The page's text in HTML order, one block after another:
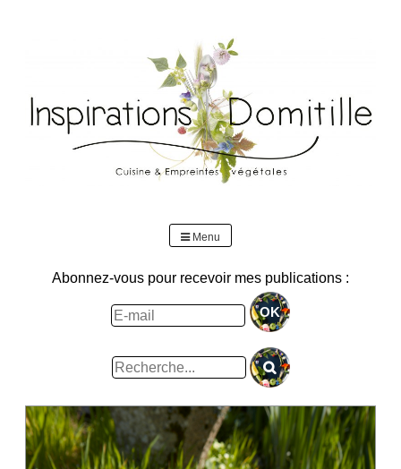
Skip
to
content
Menu
Abonnez-vous pour recevoir mes publications :
Rechercher
: